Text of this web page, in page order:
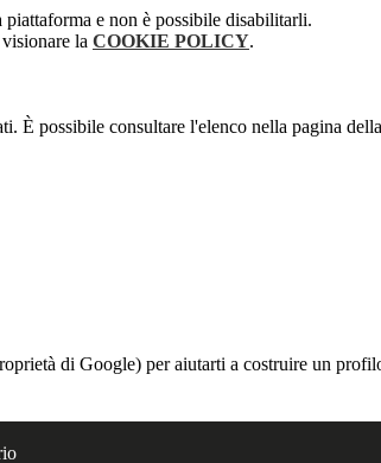
e non è possibile disabilitarli.
la COOKIE POLICY.
È possibile consultare l'elenco nella pagina
di Google) per aiutarti a costruire un